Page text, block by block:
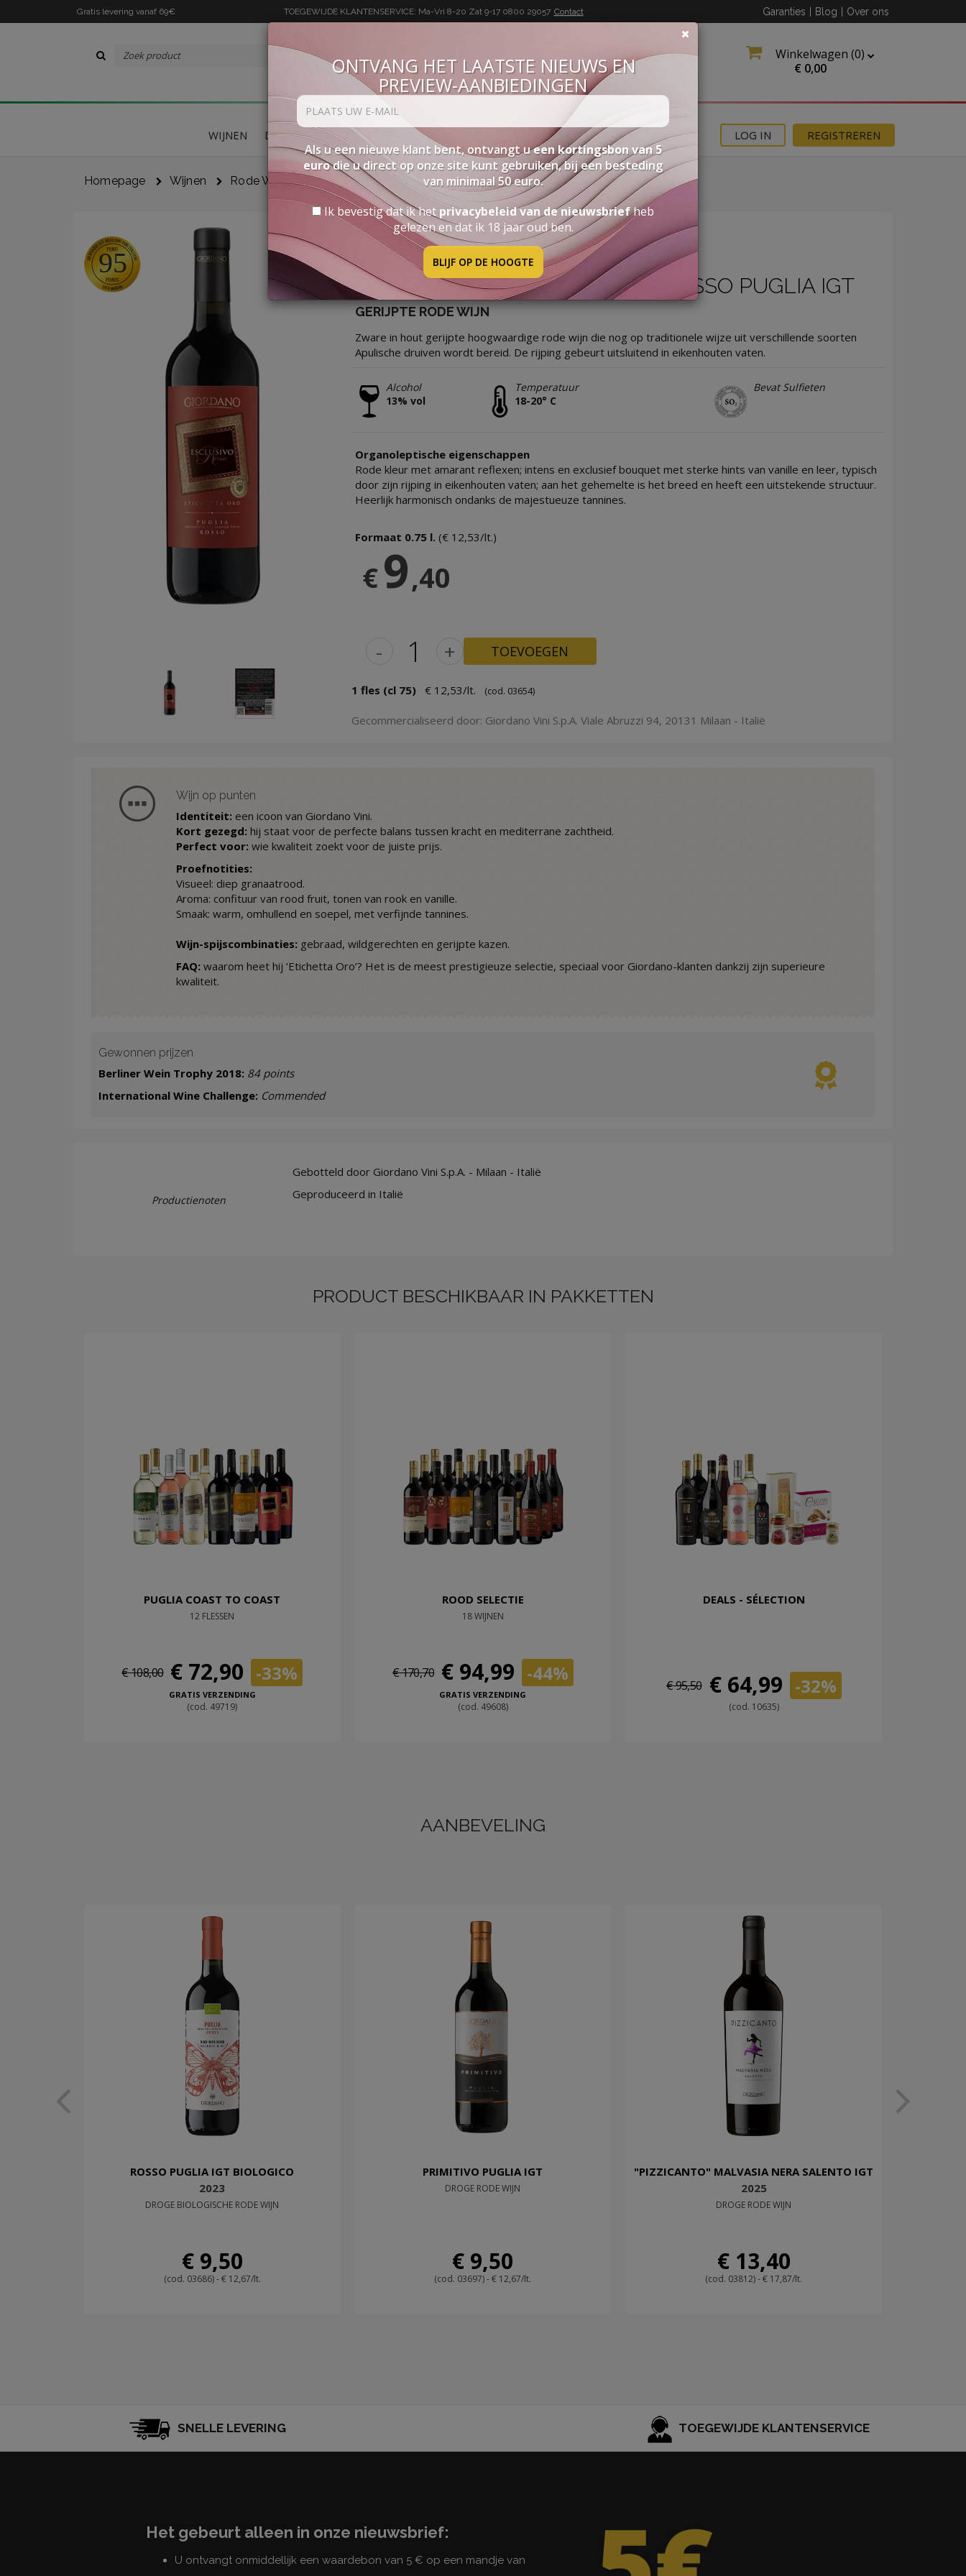
Gratis levering vanaf 69€ TOEGEWIJDE KLANTENSERVICE: Ma-Vri 8-20 Zat 9-170800 29057 Contact Garanties Blog Over ons
Winkelwagen (0)
€ 0,00
WIJNEN DELICATESSEN PAKKETTEN ACCESSOIRES PROMOTIES REGISTREREN
LOG IN
Homepage Wijnen Rode Wijnen "esclusivo Etichetta Oro" Rosso Puglia Igt
95
"ESCLUSIVO ETICHETTA ORO" ROSSO PUGLIA IGT
GERIJPTE RODE WIJN
Zware in hout gerijpte hoogwaardige rode wijn die nog op traditionele wijze uit verschillende soorten
Apulische druiven wordt bereid. De rijping gebeurt uitsluitend in eikenhouten vaten.
Alcohol
13% vol
Temperatuur
18-20° C
Bevat Sulfieten
Organoleptische eigenschappen
Rode kleur met amarant reflexen; intens en exclusief bouquet met sterke hints van vanille en leer, typisch
door zijn rijping in eikenhouten vaten; aan het gehemelte is het breed en heeft een uitstekende structuur.
Heerlijk harmonisch ondanks de majestueuze tannines.
Formaat 0.75 l. (€ 12,53/lt.)
€9,40
- + TOEVOEGEN
1 fles (cl 75) € 12,53/lt. (cod. 03654)
Gecommercialiseerd door: Giordano Vini S.p.A. Viale Abruzzi 94, 20131 Milaan - Italië
Wijn op punten
Identiteit: een icoon van Giordano Vini.
Kort gezegd: hij staat voor de perfecte balans tussen kracht en mediterrane zachtheid.
Perfect voor: wie kwaliteit zoekt voor de juiste prijs.
Proefnotities:
Visueel: diep granaatrood.
Aroma: confituur van rood fruit, tonen van rook en vanille.
Smaak: warm, omhullend en soepel, met verfijnde tannines.
Wijn-spijscombinaties: gebraad, wildgerechten en gerijpte kazen.
FAQ: waarom heet hij ‘Etichetta Oro’? Het is de meest prestigieuze selectie, speciaal voor Giordano-klanten dankzij zijn superieure
kwaliteit.
Gewonnen prijzen
Berliner Wein Trophy 2018: 84 points
International Wine Challenge: Commended
Productienoten
Gebotteld door Giordano Vini S.p.A. - Milaan - Italië
Geproduceerd in Italië
PRODUCT BESCHIKBAAR IN PAKKETTEN
PUGLIA COAST TO COAST
12 FLESSEN
€ 108,00 € 72,90 -33%
GRATIS VERZENDING
(cod. 49719)
ROOD SELECTIE
18 WIJNEN
€ 170,70 € 94,99 -44%
GRATIS VERZENDING
(cod. 49608)
DEALS - SÉLECTION
€ 95,50 € 64,99 -32%
(cod. 10635)
AANBEVELING
ROSSO PUGLIA IGT BIOLOGICO
2023
DROGE BIOLOGISCHE RODE WIJN
€ 9,50
(cod. 03686) - € 12,67/lt.
PRIMITIVO PUGLIA IGT
DROGE RODE WIJN
€ 9,50
(cod. 03697) - € 12,67/lt.
"PIZZICANTO" MALVASIA NERA SALENTO IGT
2025
DROGE RODE WIJN
€ 13,40
(cod. 03812) - € 17,87/lt.
SNELLE LEVERING TOEGEWIJDE KLANTENSERVICE
Het gebeurt alleen in onze nieuwsbrief:
U ontvangt onmiddellijk een waardebon van 5 € op een mandje van
ONTVANG HET LAATSTE NIEUWS EN
PREVIEW-AANBIEDINGEN
Als u een nieuwe klant bent, ontvangt ueen kortingsbon van 5
eurodie u direct op onze site kunt gebruiken, bij een besteding
van minimaal 50 euro.
Ik bevestig dat ik het privacybeleid van de nieuwsbriefheb
gelezen en dat ik 18 jaar oud ben.
BLIJF OP DE HOOGTE